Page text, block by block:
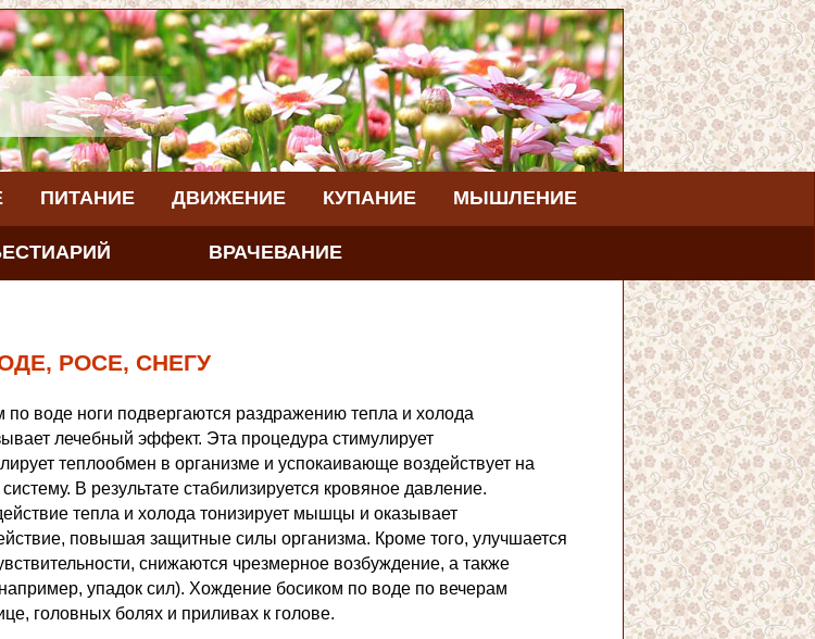
ПИТАНИЕ ДВИЖЕНИЕ КУПАНИЕ МЫШЛЕНИЕ
ВРАЧЕВАНИЕ
РОСЕ, СНЕГУ
воде ноги подвергаются раздражению тепла и холода
лечебный эффект. Эта процедура стимулирует
теплообмен в организме и успокаивающе воздействует на
В результате стабилизируется кровяное давление.
тепла и холода тонизирует мышцы и оказывает
повышая защитные силы организма. Кроме того, улучшается
снижаются чрезмерное возбуждение, а также
упадок сил). Хождение босиком по воде по вечерам
головных болях и приливах к голове.